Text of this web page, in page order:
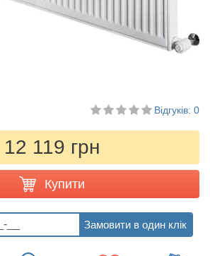
Відгуків: 0
12 119 грн
Купити